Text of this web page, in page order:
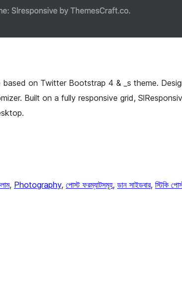
on Twitter Bootstrap 4 & _s theme.
Built on a fully responsive grid,
, Photography, পোস্ট ফরম্যাটসমূহ, ডান সাইডবার, স্টিকি